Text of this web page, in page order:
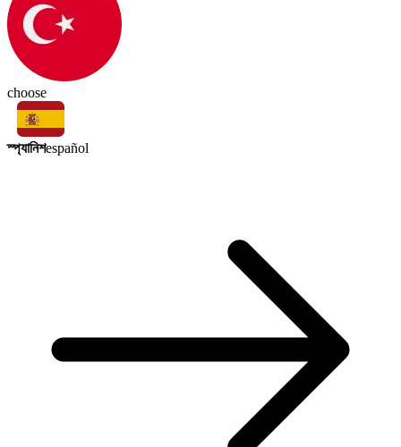
choose
স্প্যানিশespañol